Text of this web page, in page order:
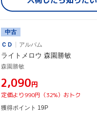
中古
ＣＤ
アルバム
ライトメロウ 森園勝敏
森園勝敏
¥2,090円
定価より990円（32%）おトク
獲得ポイント 19P